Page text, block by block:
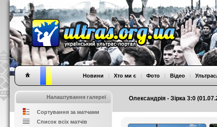
Олександрія - Зірка 3:0
Новини | Хто ми є | Фото | Відео |
Налаштування галереї
Сортування за матчами
Список всіх матчів